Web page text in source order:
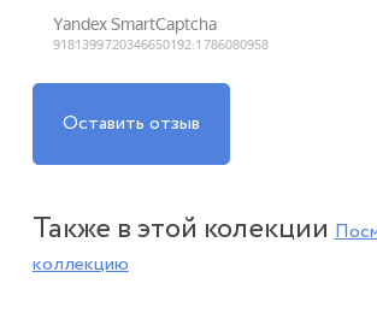
Оставить отзыв
Также в этой колекции
коллекцию